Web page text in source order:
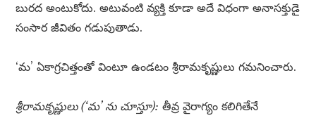
బురద అంటుకోదు. అటువంటి వ్యక్తి కూడా అదే విధంగా అనాసక్తుడై
సంసార జీవితం గడుపుతాడు.
‘మ’ ఏకాగ్రచిత్తంతో వింటూ ఉండటం శ్రీరామకృష్ణులు గమనించారు.
శ్రీరామకృష్ణులు (‘మ’ ను చూస్తూ): తీవ్ర వైరాగ్యం కలిగితేనే